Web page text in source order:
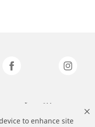
to enhance site
มายการค้าของ 3M